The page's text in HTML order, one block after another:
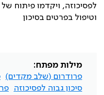
לפסיכוזה, ויקדמו פיתוח
וטיפול בפרטים בסיכון
מילות מפתח:
פרודרום (שלב מקדים)
סיכון גבוה לפסיכוזה